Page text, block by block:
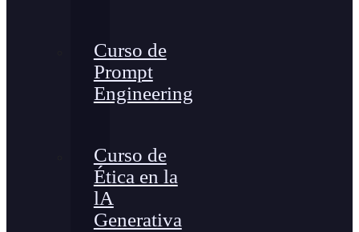
Curso de
Prompt
Engineering
Curso de
Ética en la
lA
Generativa